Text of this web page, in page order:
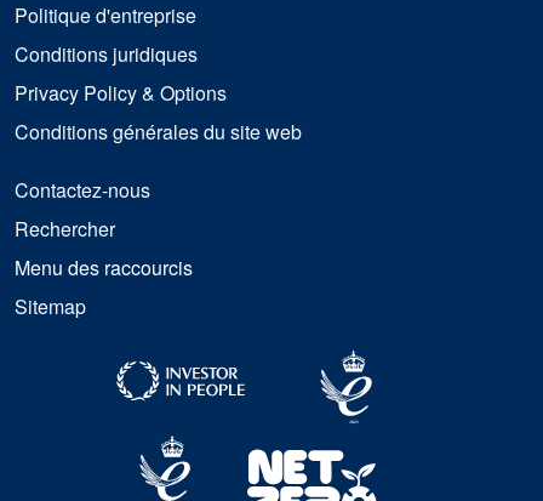
Politique d'entreprise
Conditions juridiques
Privacy Policy & Options
Conditions générales du site web
Contactez-nous
Rechercher
Menu des raccourcis
Sitemap